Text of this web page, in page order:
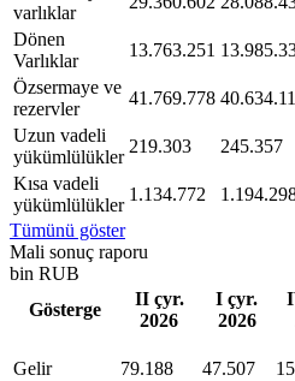
varlıklar
Dönen
Varlıklar
13.763.251
Özsermaye ve
rezervler
41.769.778
Uzun vadeli
yükümlülükler
219.303 245.357
Kısa vadeli
yükümlülükler
1.134.772
Tümünü göster
Mali sonuç raporu
bin RUB
Gösterge
II çyr.
2026
I çyr.
2026
Gelir 79.188 47.507